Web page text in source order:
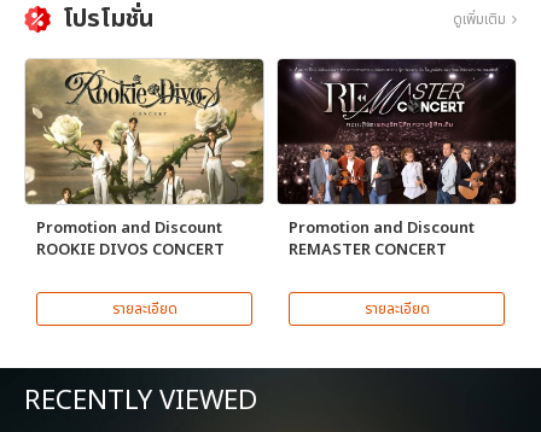
โปรโมชั่น ดูเพิ่มเติม
Promotion and Discount
ROOKIE DIVOS CONCERT
รายละเอียด
Promotion and Discount
REMASTER CONCERT
รายละเอียด
RECENTLY VIEWED